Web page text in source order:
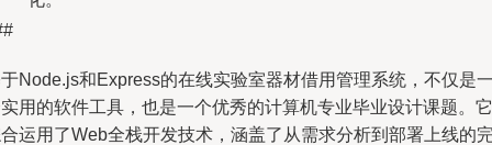
Node.js和Express的在线实验室器材借用管理系统，不仅是
用的软件工具，也是一个优秀的计算机专业毕业设计课题。它
运用了Web全栈开发技术，涵盖了从需求分析到部署上线的